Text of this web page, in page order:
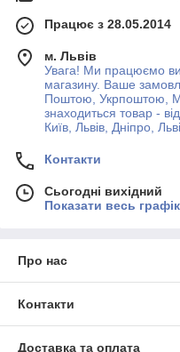
Працює з 28.05.2014
м. Львів
Увага! Ми працюємо
магазину. Ваше
Поштою, Укрпоштою,
знаходиться товар -
Київ, Львів, Дніпро,
Контакти
Сьогодні вихідний
Показати весь
Про нас
Контакти
Доставка та оплата